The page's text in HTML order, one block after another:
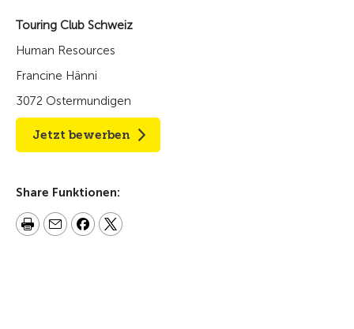
Touring Club Schweiz
Human Resources
Francine Hänni
3072 Ostermundigen
Jetzt bewerben
Share Funktionen: